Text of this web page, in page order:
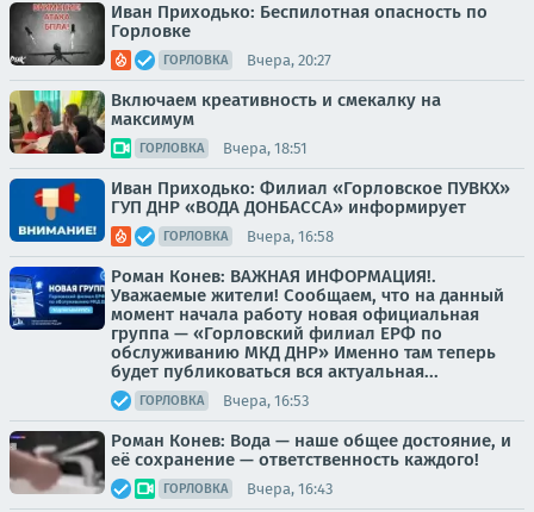
Иван Приходько: Беспилотная опасность по
Горловке
ГОРЛОВКА Вчера, 20:27
Включаем креативность и смекалку на
максимум
ГОРЛОВКА Вчера, 18:51
Иван Приходько: Филиал «Горловское ПУВКХ»
ГУП ДНР «ВОДА ДОНБАССА» информирует
ГОРЛОВКА Вчера, 16:58
Роман Конев: ВАЖНАЯ ИНФОРМАЦИЯ!.
Уважаемые жители! Сообщаем, что на данный
момент начала работу новая официальная
группа — «Горловский филиал ЕРФ по
обслуживанию МКД ДНР» Именно там теперь
будет публиковаться вся актуальная...
ГОРЛОВКА Вчера, 16:53
Роман Конев: Вода — наше общее достояние, и
её сохранение — ответственность каждого!
ГОРЛОВКА Вчера, 16:43